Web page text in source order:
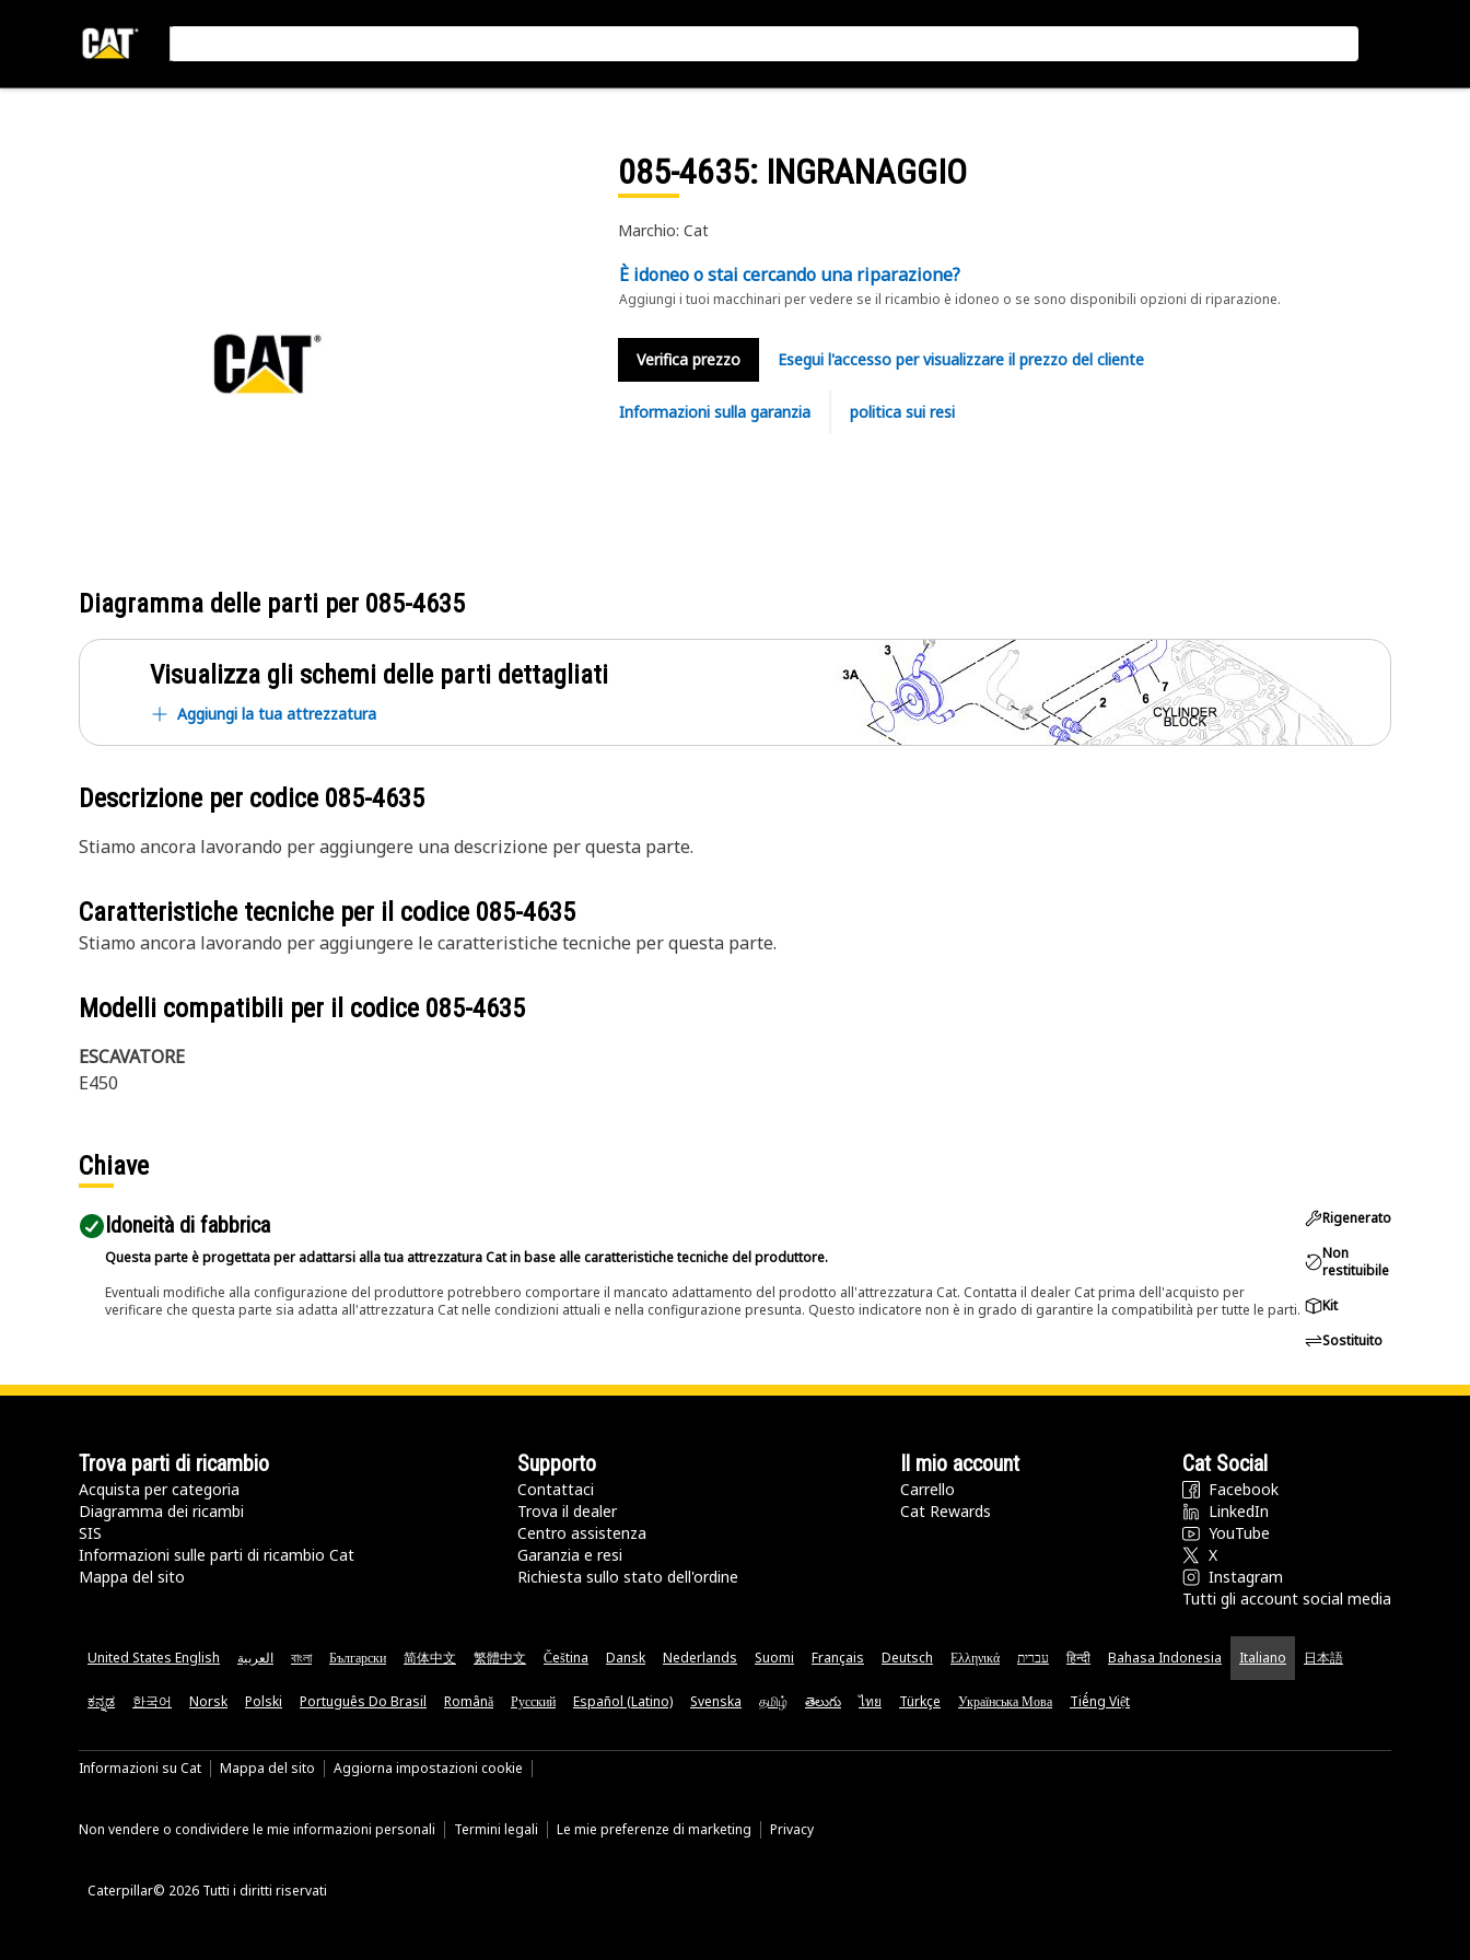
085-4635: INGRANAGGIO
Marchio: Cat
È idoneo o stai cercando una riparazione?
Aggiungi i tuoi macchinari per vedere se il ricambio è idoneo o se sono disponibili opzioni di riparazione.
Verifica prezzo Esegui l'accesso per visualizzare il prezzo del cliente
Informazioni sulla garanzia politica sui resi
Diagramma delle parti per 085-4635
Visualizza gli schemi delle parti dettagliati
Aggiungi la tua attrezzatura
Descrizione per codice 085-4635
Stiamo ancora lavorando per aggiungere una descrizione per questa parte.
Caratteristiche tecniche per il codice 085-4635
Stiamo ancora lavorando per aggiungere le caratteristiche tecniche per questa parte.
Modelli compatibili per il codice 085-4635
ESCAVATORE
E450
Chiave
Idoneità di fabbrica
Questa parte è progettata per adattarsi alla tua attrezzatura Cat in base alle caratteristiche tecniche del produttore.
Eventuali modifiche alla configurazione del produttore potrebbero comportare il mancato adattamento del prodotto all'attrezzatura Cat. Contatta il dealer Cat prima dell'acquisto per
verificare che questa parte sia adatta all'attrezzatura Cat nelle condizioni attuali e nella configurazione presunta. Questo indicatore non è in grado di garantire la compatibilità per tutte le parti.
Rigenerato
Non
restituibile
Kit
Sostituito
Trova parti di ricambio
Acquista per categoria
Diagramma dei ricambi
SIS
Informazioni sulle parti di ricambio Cat
Mappa del sito
Supporto
Contattaci
Trova il dealer
Centro assistenza
Garanzia e resi
Richiesta sullo stato dell'ordine
Il mio account
Carrello
Cat Rewards
Cat Social
Facebook
LinkedIn
YouTube
X
Instagram
Tutti gli account social media
United States English العربية বাংলা Български 简体中文 繁體中文 Čeština Dansk Nederlands Suomi Français Deutsch Ελληνικά עברית हिन्दी Bahasa Indonesia Italiano 日本語
ಕನ್ನಡ 한국어 Norsk Polski Português Do Brasil Română Русский Español (Latino) Svenska தமிழ் తెలుగు ไทย Türkçe Українська Мова Tiếng Việt
Informazioni su Cat Mappa del sito Aggiorna impostazioni cookie
Non vendere o condividere le mie informazioni personali Termini legali Le mie preferenze di marketing Privacy
Caterpillar© 2026 Tutti i diritti riservati